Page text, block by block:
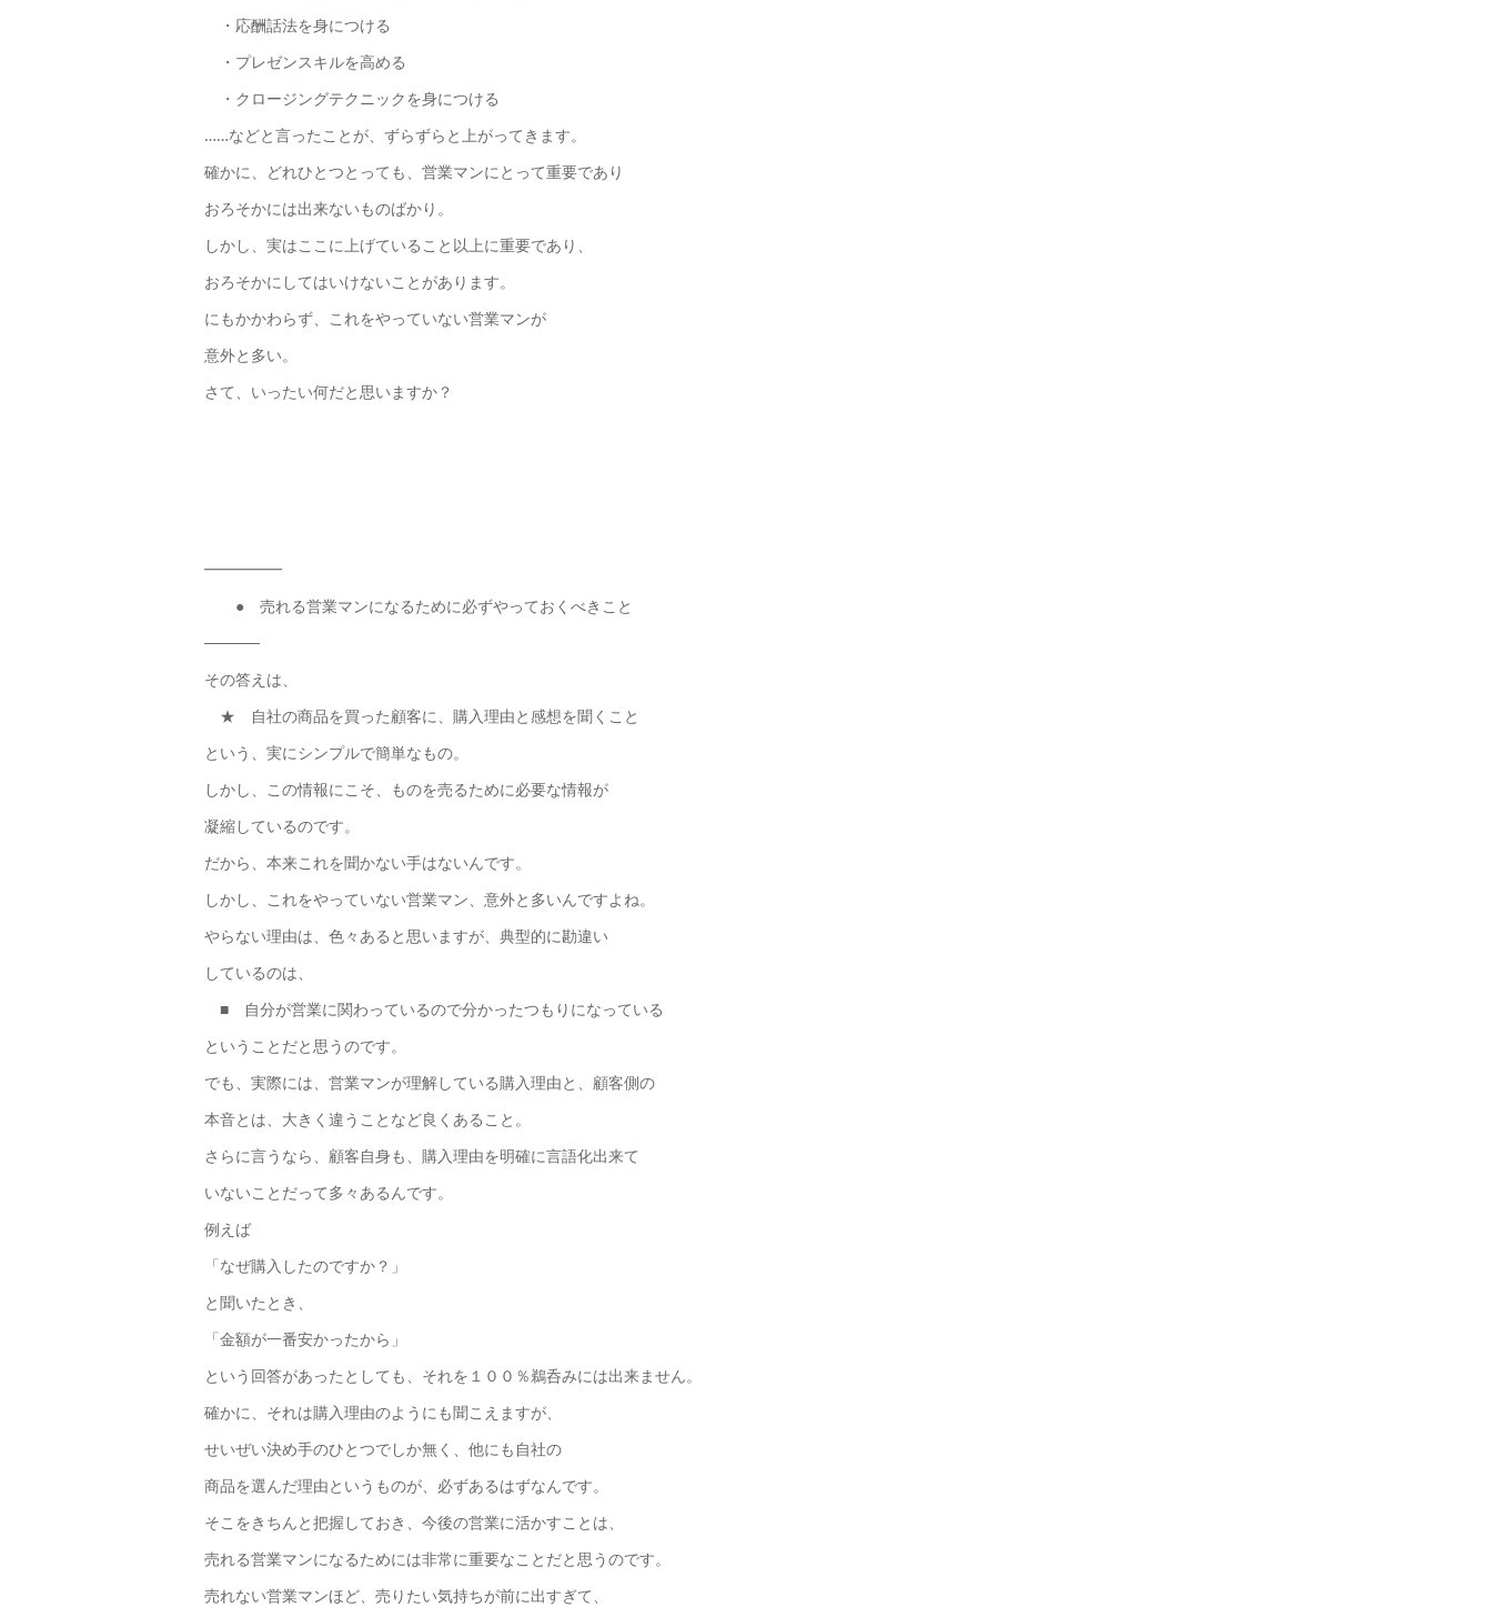
・応酬話法を身につける
・プレゼンスキルを高める
・クロージングテクニックを身につける
……などと言ったことが、ずらずらと上がってきます。
確かに、どれひとつとっても、営業マンにとって重要であり
おろそかには出来ないものばかり。
しかし、実はここに上げていること以上に重要であり、
おろそかにしてはいけないことがあります。
にもかかわらず、これをやっていない営業マンが
意外と多い。
さて、いったい何だと思いますか？
━━━━━
● 売れる営業マンになるために必ずやっておくべきこと
─────
その答えは、
★ 自社の商品を買った顧客に、購入理由と感想を聞くこと
という、実にシンプルで簡単なもの。
しかし、この情報にこそ、ものを売るために必要な情報が
凝縮しているのです。
だから、本来これを聞かない手はないんです。
しかし、これをやっていない営業マン、意外と多いんですよね。
やらない理由は、色々あると思いますが、典型的に勘違い
しているのは、
■ 自分が営業に関わっているので分かったつもりになっている
ということだと思うのです。
でも、実際には、営業マンが理解している購入理由と、顧客側の
本音とは、大きく違うことなど良くあること。
さらに言うなら、顧客自身も、購入理由を明確に言語化出来て
いないことだって多々あるんです。
例えば
「なぜ購入したのですか？」
と聞いたとき、
「金額が一番安かったから」
という回答があったとしても、それを１００％鵜呑みには出来ません。
確かに、それは購入理由のようにも聞こえますが、
せいぜい決め手のひとつでしか無く、他にも自社の
商品を選んだ理由というものが、必ずあるはずなんです。
そこをきちんと把握しておき、今後の営業に活かすことは、
売れる営業マンになるためには非常に重要なことだと思うのです。
売れない営業マンほど、売りたい気持ちが前に出すぎて、